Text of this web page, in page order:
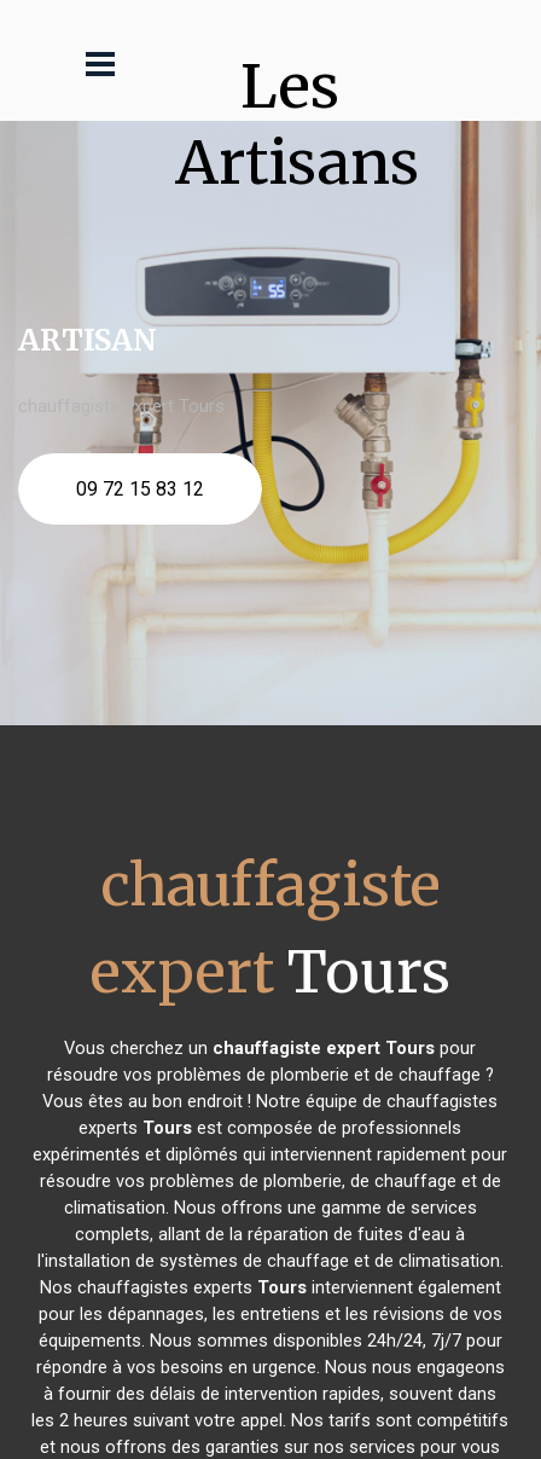
Les
Artisans
ARTISAN
chauffagiste expert Tours
09 72 15 83 12
chauffagiste
expertTours
Vous cherchez un chauffagiste expert Tours pour
résoudre vos problèmes de plomberie et de chauffage ?
Vous êtes au bon endroit ! Notre équipe de chauffagistes
experts Tours est composée de professionnels
expérimentés et diplômés qui interviennent rapidement pour
résoudre vos problèmes de plomberie, de chauffage et de
climatisation. Nous offrons une gamme de services
complets, allant de la réparation de fuites d'eau à
l'installation de systèmes de chauffage et de climatisation.
Nos chauffagistes experts Toursinterviennent également
pour les dépannages, les entretiens et les révisions de vos
équipements. Nous sommes disponibles 24h/24, 7j/7 pour
répondre à vos besoins en urgence. Nous nous engageons
à fournir des délais de intervention rapides, souvent dans
les 2 heures suivant votre appel. Nos tarifs sont compétitifs
et nous offrons des garanties sur nos services pour vous